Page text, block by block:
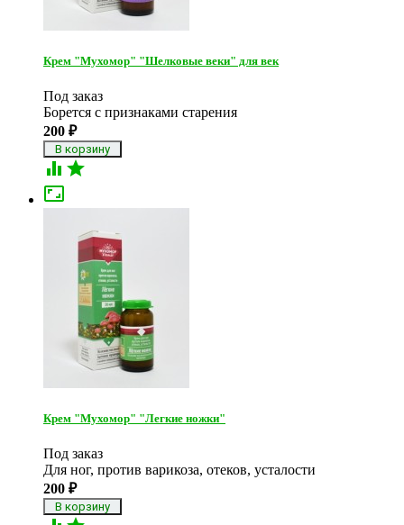
Крем "Мухомор" "Шелковые веки" для век
Под заказ
Борется с признаками старения
200 ₽
 

Крем "Мухомор" "Легкие ножки"
Под заказ
Для ног, против варикоза, отеков, усталости
200 ₽